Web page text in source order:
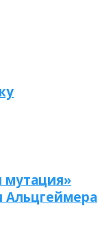
мутация»
Альцгеймера